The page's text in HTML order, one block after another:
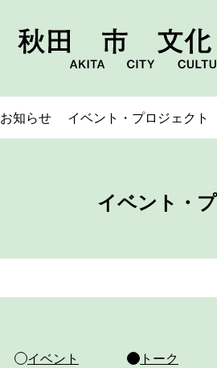
お知らせ イベント・プロジェクト
イベント・
イベント トーク